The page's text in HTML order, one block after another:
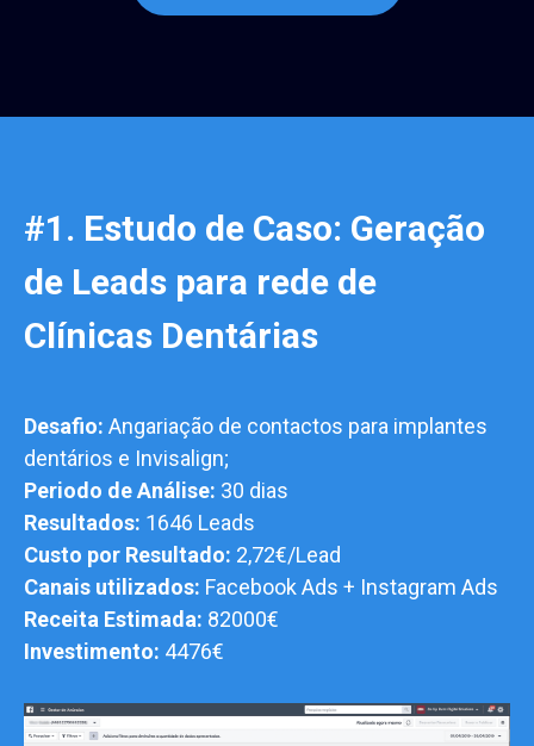
#1. Estudo de Caso: Geração
de Leads para rede de
Clínicas Dentárias
Desafio: Angariação de contactos para implantes
dentários e Invisalign;
Periodo de Análise: 30 dias
Resultados: 1646 Leads
Custo por Resultado: 2,72€/Lead
Canais utilizados: Facebook Ads + Instagram Ads
Receita Estimada: 82000€
Investimento: 4476€